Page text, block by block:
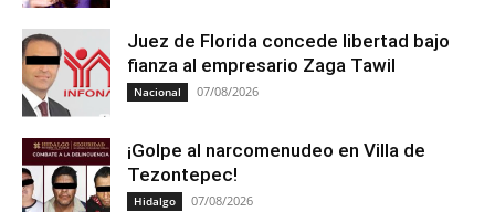
Juez de Florida concede libertad bajo
fianza al empresario Zaga Tawil
Nacional 07/08/2026
¡Golpe al narcomenudeo en Villa de
Tezontepec!
Hidalgo 07/08/2026